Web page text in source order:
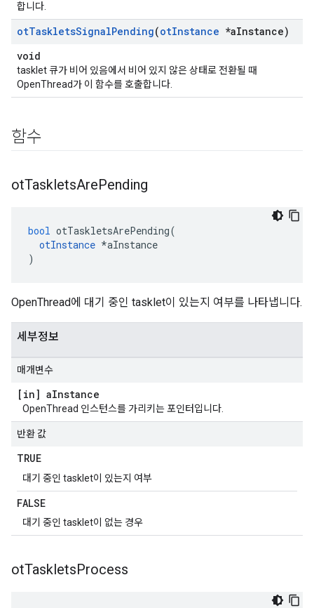
합니다.
otTaskletsSignalPending(otInstance *aInstance)
void
tasklet 큐가 비어 있음에서 비어 있지 않은 상태로 전환될 때
OpenThread가 이 함수를 호출합니다.
함수
otTaskletsArePending
bool otTaskletsArePending(
otInstance *aInstance
)
OpenThread에 대기 중인 tasklet이 있는지 여부를 나타냅니다.
세부정보
매개변수
[in] aInstance
OpenThread 인스턴스를 가리키는 포인터입니다.
반환 값
TRUE
대기 중인 tasklet이 있는지 여부
FALSE
대기 중인 tasklet이 없는 경우
otTaskletsProcess